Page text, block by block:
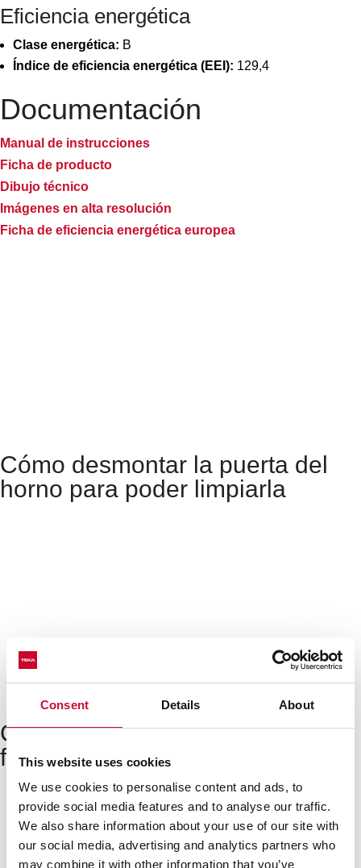
Consent Details About
This website uses cookies
We use cookies to personalise content and ads, to
provide social media features and to analyse our traffic.
We also share information about your use of our site with
our social media, advertising and analytics partners who
may combine it with other information that you’ve
Eficiencia energética
Clase energética: B
Índice de eficiencia energética (EEI): 129,4
Documentación
Manual de instrucciones
Ficha de producto
Dibujo técnico
Imágenes en alta resolución
Ficha de eficiencia energética europea
Cómo desmontar la puerta del
horno para poder limpiarla
Cómo instalar el horno en 4
fáciles pasos